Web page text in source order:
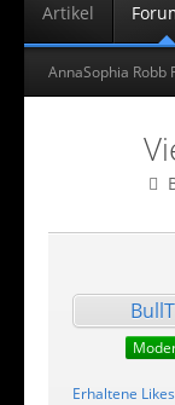
Artikel
AnnaSophia Robb
Erhaltene Likes